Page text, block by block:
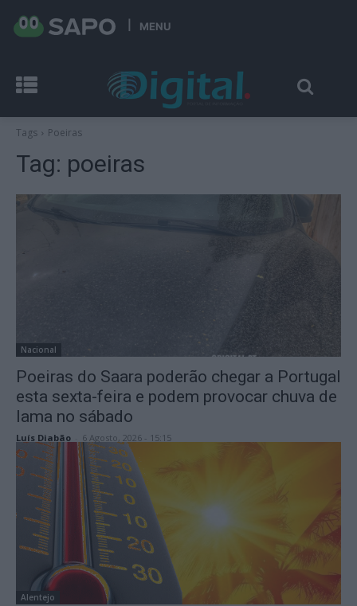
MENU
Tags Poeiras
Tag: poeiras
Nacional
Poeiras do Saara poderão chegar a Portugal
esta sexta-feira e podem provocar chuva de
lama no sábado
Luís Diabão 6 Agosto, 2026 - 15:15
Alentejo